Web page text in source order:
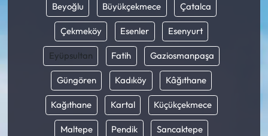
Beyoğlu Büyükçekmece Çatalca
Çekmeköy Esenler Esenyurt
Eyüpsultan Fatih Gaziosmanpaşa
Güngören Kadıköy Kâğıthane
Kağıthane Kartal Küçükçekmece
Maltepe Pendik Sancaktepe